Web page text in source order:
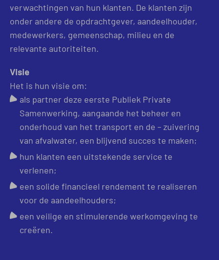
verwachtingen van hun klanten. De klanten zijn
onder andere de opdrachtgever, aandeelhouder,
medewerkers, gemeenschap, milieu en de
relevante autoriteiten.
Visie
Het is hun visie om:
als partner deze eerste Publiek Private
Samenwerking, aangaande het beheer en
onderhoud van het transport en de – zuivering
van afvalwater, een blijvend succes te maken;
hun klanten een uitstekende service te
verlenen;
een solide financieel rendement te realiseren
voor de aandeelhouders;
een veilige en stimulerende werkomgeving te
creëren.